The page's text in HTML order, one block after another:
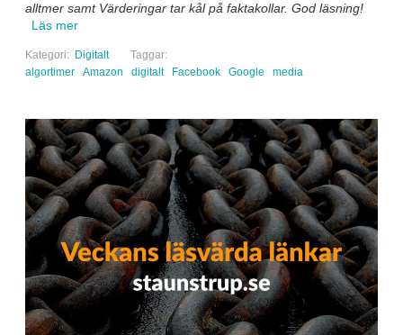
alltmer samt Värderingar tar kål på faktakollar. God läsning!
Läs mer
Kategori: Digitalt
Taggar:
algortimer
Amazon digitalt Facebook Google media